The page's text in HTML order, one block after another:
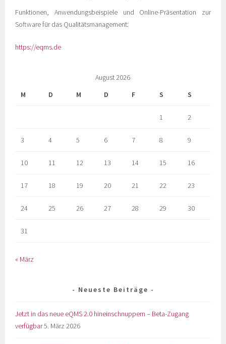
Funktionen, Anwendungsbeispiele und Online-Präsentation zur
Software für das Qualitätsmanagement:
https://eqms.de
August 2026
M
D M D F S S
1 2
3 4 5 6 7 8 9
10 11 12 13 14 15 16
17 18 19 20 21 22 23
24 25 26 27 28 29 30
31
« März
Neueste Beiträge
Jetzt in das neue eQMS 2.0 hineinschnuppern – Beta-Zugang
verfügbar5. März 2026